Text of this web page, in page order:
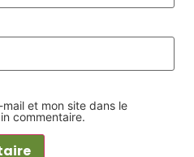
et mon site dans le
commentaire.